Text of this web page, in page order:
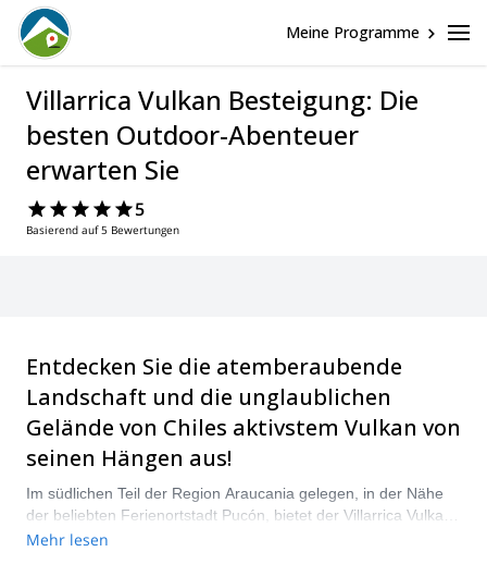
Meine Programme
Villarrica Vulkan Besteigung: Die
besten Outdoor-Abenteuer
erwarten Sie
5
Basierend auf 5 Bewertungen
Entdecken Sie die atemberaubende
Landschaft und die unglaublichen
Gelände von Chiles aktivstem Vulkan von
seinen Hängen aus!
Im südlichen Teil der Region Araucania gelegen, in der Nähe
der beliebten Ferienortstadt Pucón, bietet der Villarrica Vulkan
ein einzigartiges und interessantes Bergsteigererlebnis. Der
Mehr lesen